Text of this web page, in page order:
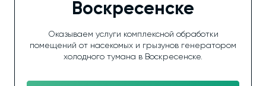
Воскресенске
Оказываем услуги комплексной обработки
помещений от насекомых и грызунов генератором
холодного тумана в Воскресенске.